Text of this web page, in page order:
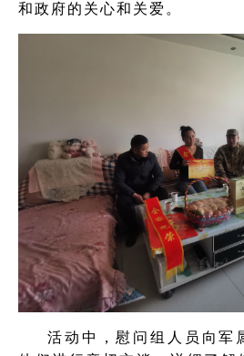
和政府的关心和关爱。
活动中，慰问组人员向军